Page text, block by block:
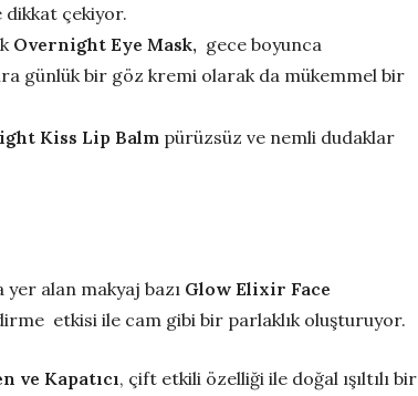
dikkat çekiyor.
Overnight Eye Mask, gece boyunca
günlük bir göz kremi olarak da mükemmel bir
Kiss Lip Balm pürüzsüz ve nemli dudaklar
yer alan makyaj bazı Glow Elixir Face
etkisi ile cam gibi bir parlaklık oluşturuyor.
ve Kapatıcı, çift etkili özelliği ile doğal ışıltılı bir